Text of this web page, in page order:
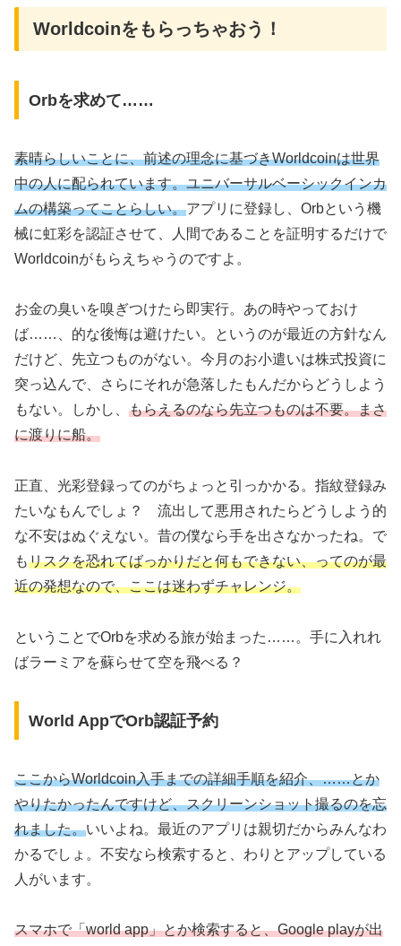
Worldcoinをもらっちゃおう！
Orbを求めて……
素晴らしいことに、前述の理念に基づきWorldcoinは世界
中の人に配られています。ユニバーサルベーシックインカ
ムの構築ってことらしい。アプリに登録し、Orbという機
械に虹彩を認証させて、人間であることを証明するだけで
Worldcoinがもらえちゃうのですよ。
お金の臭いを嗅ぎつけたら即実行。あの時やっておけ
ば……、的な後悔は避けたい。というのが最近の方針なん
だけど、先立つものがない。今月のお小遣いは株式投資に
突っ込んで、さらにそれが急落したもんだからどうしよう
もない。しかし、 もらえるのなら先立つものは不要。まさ
に渡りに船。
正直、光彩登録ってのがちょっと引っかかる。指紋登録み
たいなもんでしょ？ 流出して悪用されたらどうしよう的
な不安はぬぐえない。昔の僕なら手を出さなかったね。で
もリスクを恐れてばっかりだと何もできない、ってのが最
近の発想なので、ここは迷わずチャレンジ。
ということでOrbを求める旅が始まった……。手に入れれ
ばラーミアを蘇らせて空を飛べる？
World AppでOrb認証予約
ここからWorldcoin入手までの詳細手順を紹介、……とか
やりたかったんですけど、スクリーンショット撮るのを忘
れました。いいよね。最近のアプリは親切だからみんなわ
かるでしょ。不安なら検索すると、わりとアップしている
人がいます。
スマホで「world app」とか検索すると、Google playが出